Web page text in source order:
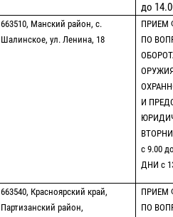
до
663510, Манский район, с.
Шалинское, ул. Ленина, 18
ПРИЕМ
ПО
И
с 9.00
ДНИ с
663540, Красноярский край,
Партизанский район,
ПРИЕМ
ПО